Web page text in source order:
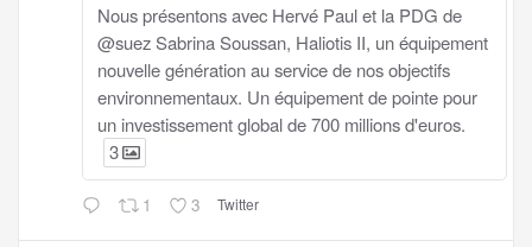
Nous présentons avec Hervé Paul et la PDG de
@suez Sabrina Soussan, Haliotis II, un équipement
nouvelle génération au service de nos objectifs
environnementaux. Un équipement de pointe pour
un investissement global de 700 millions d'euros.
3
1 3 Twitter